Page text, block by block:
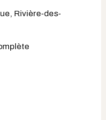
Rivière-des-